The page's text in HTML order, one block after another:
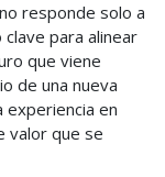
responde solo a
para alinear
que viene
de una nueva
experiencia en
valor que se